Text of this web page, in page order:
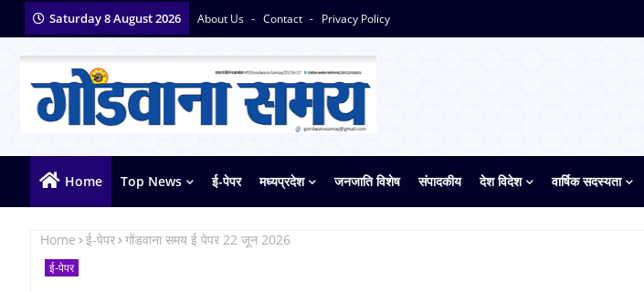
Saturday 8 August 2026 About Us Contact Privacy Policy
Home Top News ई-पेपर मध्यप्रदेश जनजाति विशेष संपादकीय देश विदेश वार्षिक सदस्यता
Home ई-पेपर गोंडवाना समय ई पेपर 22 जून 2026
ई-पेपर